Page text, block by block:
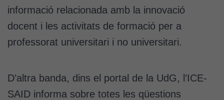
informació relacionada amb la innovació
docent i les activitats de formació per a
professorat universitari i no universitari.
D’altra banda, dins el portal de la UdG, l’ICE-
SAID informa sobre totes les qüestions